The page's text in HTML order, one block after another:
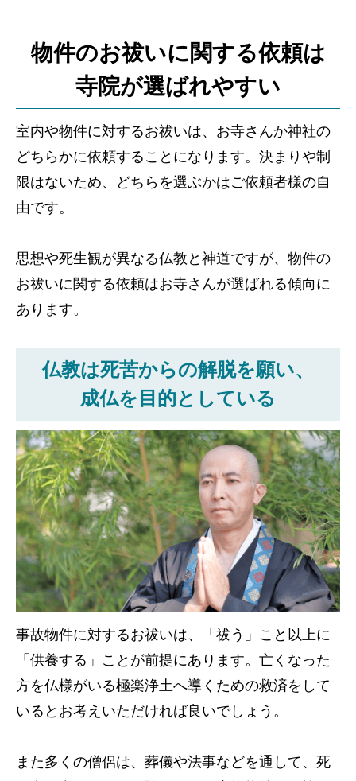
物件のお祓いに関する依頼は
寺院が選ばれやすい
室内や物件に対するお祓いは、お寺さんか神社の
どちらかに依頼することになります。決まりや制
限はないため、どちらを選ぶかはご依頼者様の自
由です。
思想や死生観が異なる仏教と神道ですが、物件の
お祓いに関する依頼はお寺さんが選ばれる傾向に
あります。
仏教は死苦からの解脱を願い、
成仏を目的としている
事故物件に対するお祓いは、「祓う」こと以上に
「供養する」ことが前提にあります。亡くなった
方を仏様がいる極楽浄土へ導くための救済をして
いるとお考えいただければ良いでしょう。
また多くの僧侶は、葬儀や法事などを通して、死